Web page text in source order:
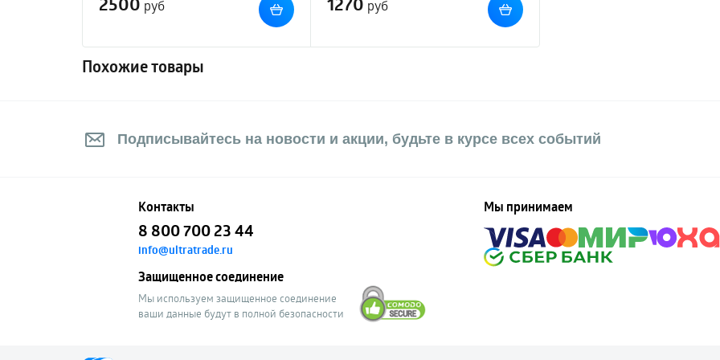
руб руб
Похожие товары
Подписывайтесь на новости и акции, будьте в курсе всех событий
Контакты
8 800 700 23 44
info@ultratrade.ru
Защищенное соединение
Мы используем защищенное соединение
ваши данные будут в полной безопасности
Мы принимаем